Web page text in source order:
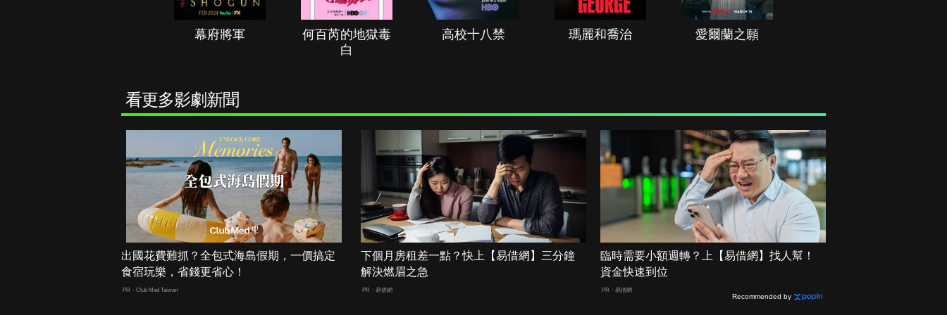
幕府將軍
何百芮的地獄毒
白
高校十八禁 瑪麗和喬治 愛爾蘭之願
看更多影劇新聞
出國花費難抓？全包式海島假期，一價搞定
食宿玩樂，省錢更省心！
PR・Club Med Taiwan
下個月房租差一點？快上【易借網】三分鐘
解決燃眉之急
PR・易借網
臨時需要小額週轉？上【易借網】找人幫！
資金快速到位
PR・易借網
Recommended by